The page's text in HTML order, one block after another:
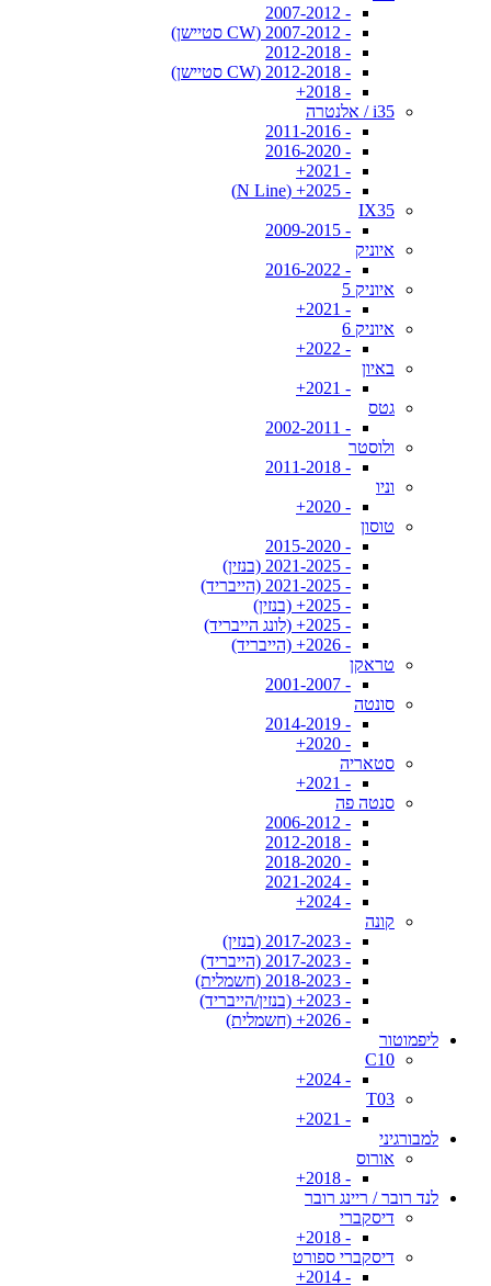
- 2007-2012
- 2007-2012 (CW סטיישן)
- 2012-2018
- 2012-2018 (CW סטיישן)
- 2018+
i35 / אלנטרה
- 2011-2016
- 2016-2020
- 2021+
- 2025+ (N Line)
IX35
- 2009-2015
איוניק
- 2016-2022
איוניק 5
- 2021+
איוניק 6
- 2022+
באיון
- 2021+
גטס
- 2002-2011
ולוסטר
- 2011-2018
וניו
- 2020+
טוסון
- 2015-2020
- 2021-2025 (בנזין)
- 2021-2025 (הייבריד)
- 2025+ (בנזין)
- 2025+ (לונג הייבריד)
- 2026+ (הייבריד)
טראקן
- 2001-2007
סונטה
- 2014-2019
- 2020+
סטאריה
- 2021+
סנטה פה
- 2006-2012
- 2012-2018
- 2018-2020
- 2021-2024
- 2024+
קונה
- 2017-2023 (בנזין)
- 2017-2023 (הייבריד)
- 2018-2023 (חשמלית)
- 2023+ (בנזין/הייבריד)
- 2026+ (חשמלית)
ליפמוטור
C10
- 2024+
T03
- 2021+
למבורגיני
אורוס
- 2018+
לנד רובר / ריינג רובר
דיסקברי
- 2018+
דיסקברי ספורט
- 2014+